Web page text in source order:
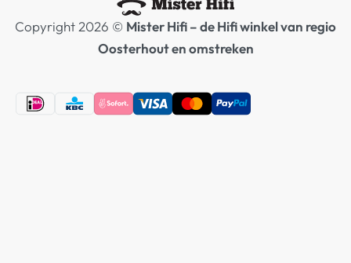
Copyright 2026 © Mister Hifi – de Hifi winkel van regio
Oosterhout en omstreken